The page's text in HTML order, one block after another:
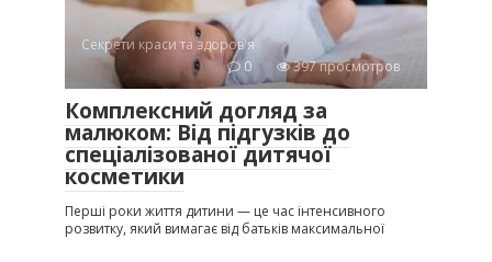
Секрети краси та здоров'я
0
397 просмотров
Комплексний догляд за
малюком: Від підгузків до
спеціалізованої дитячої
косметики
Перші роки життя дитини — це час інтенсивного
розвитку, який вимагає від батьків максимальної